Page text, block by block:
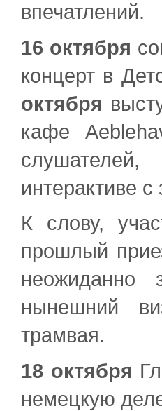
впечатлений.
16 октября
концерт в
октября
кафе
интерактиве с
К слову,
прошлый
нынешний
трамвая.
18 октября
немецкую